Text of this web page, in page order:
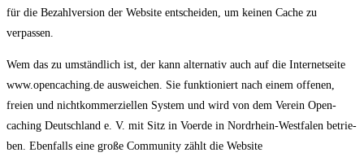
für die Bezahl­ver­si­on der Web­site ent­schei­den, um kei­nen Cache zu
verpassen.
Wem das zu umständ­lich ist, der kann alter­na­tiv auch auf die Inter­net­sei­te
www.opencaching.de aus­wei­chen. Sie funk­tio­niert nach einem offe­nen,
frei­en und nicht­kom­mer­zi­el­len Sys­tem und wird von dem Ver­ein Open­
caching Deutsch­land e. V. mit Sitz in Voer­de in Nord­rhein-West­fa­len betrie­
ben. Eben­falls eine gro­ße Com­mu­ni­ty zählt die Web­site